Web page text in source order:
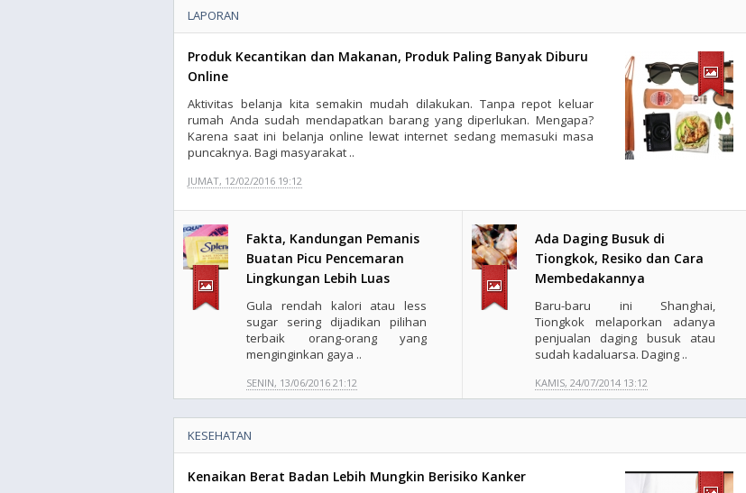
LAPORAN
Produk Kecantikan dan Makanan, Produk Paling Banyak Diburu
Online
Aktivitas belanja kita semakin mudah dilakukan. Tanpa repot keluar
rumah Anda sudah mendapatkan barang yang diperlukan. Mengapa?
Karena saat ini belanja online lewat internet sedang memasuki masa
puncaknya. Bagi masyarakat ..
JUMAT, 12/02/2016 19:12
Fakta, Kandungan Pemanis
Buatan Picu Pencemaran
Lingkungan Lebih Luas
Gula rendah kalori atau less
sugar sering dijadikan pilihan
terbaik orang-orang yang
menginginkan gaya ..
SENIN, 13/06/2016 21:12
Ada Daging Busuk di
Tiongkok, Resiko dan Cara
Membedakannya
Baru-baru ini Shanghai,
Tiongkok melaporkan adanya
penjualan daging busuk atau
sudah kadaluarsa. Daging ..
KAMIS, 24/07/2014 13:12
KESEHATAN
Kenaikan Berat Badan Lebih Mungkin Berisiko Kanker